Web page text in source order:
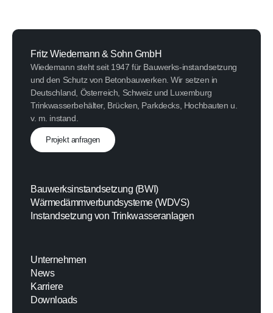
Fritz Wiedemann & Sohn GmbH
Wiedemann steht seit 1947 für Bauwerks-instandsetzung
und den Schutz von Betonbauwerken. Wir setzen in
Deutschland, Österreich, Schweiz und Luxemburg
Trinkwasserbehälter, Brücken, Parkdecks, Hochbauten u.
v. m. instand.
Projekt anfragen
Bauwerksinstandsetzung (BWI)
Wärmedämmverbundsysteme (WDVS)
Instandsetzung von Trinkwasseranlagen
Unternehmen
News
Karriere
Downloads